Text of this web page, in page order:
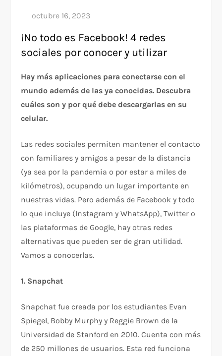
¡No todo es Facebook! 4 redes
sociales por conocer y utilizar
Hay más aplicaciones para conectarse con el
mundo además de las ya conocidas. Descubra
cuáles son y por qué debe descargarlas en su
celular.
Las redes sociales permiten mantener el contacto
con familiares y amigos a pesar de la distancia
(ya sea por la pandemia o por estar a miles de
kilómetros), ocupando un lugar importante en
nuestras vidas. Pero además de Facebook y todo
lo que incluye (Instagram y WhatsApp), Twitter o
las plataformas de Google, hay otras redes
alternativas que pueden ser de gran utilidad.
Vamos a conocerlas.
1. Snapchat
Snapchat fue creada por los estudiantes Evan
Spiegel, Bobby Murphy y Reggie Brown de la
Universidad de Stanford en 2010. Cuenta con más
de 250 millones de usuarios. Esta red funciona